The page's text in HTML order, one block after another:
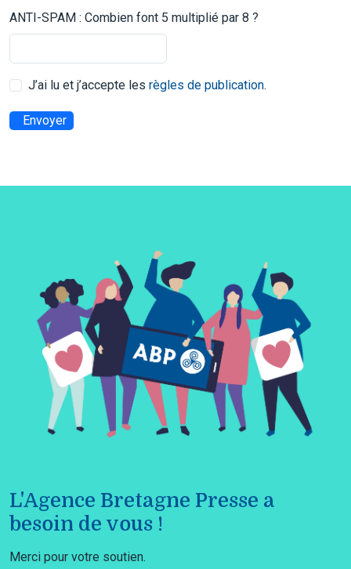
ANTI-SPAM : Combien font 5 multiplié par 8 ?
J’ai lu et j’accepte les règles de publication.
Envoyer
L'Agence Bretagne Presse a
besoin de vous !
Merci pour votre soutien.